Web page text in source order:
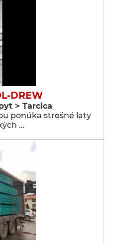
DREW
> Tarcica
ponúka strešné laty
…